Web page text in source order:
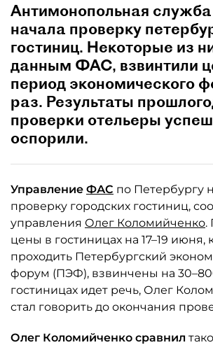
Антимонопольная
начала проверку
гостиниц. Некоторые из
данным ФАС, взвинтили
период экономического
раз. Результаты
проверки отельеры
оспорили.
Управление ФАС по Петербургу
проверку городских гостиниц,
управления Олег Коломийченко.
цены в гостиницах на 17–19 июня,
проходить Петербургский
форум (ПЭФ), взвинчены на
гостиницах идет речь, Олег
стал говорить до окончания
Олег Коломийченко сравнил